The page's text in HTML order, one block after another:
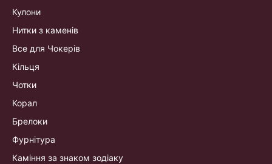
Кулони
Нитки з каменів
Все для Чокерів
Кільця
Чотки
Корал
Брелоки
Фурнітура
Каміння за знаком зодіаку